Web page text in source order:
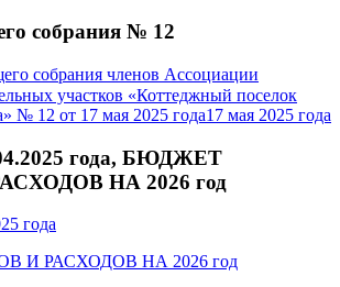
собрания № 12
собрания членов Ассоциации
участков «Коттеджный поселок
№ 12 от 17 мая 2025 года17 мая 2025 года
года, БЮДЖЕТ
НА 2026 год
года
И РАСХОДОВ НА 2026 год